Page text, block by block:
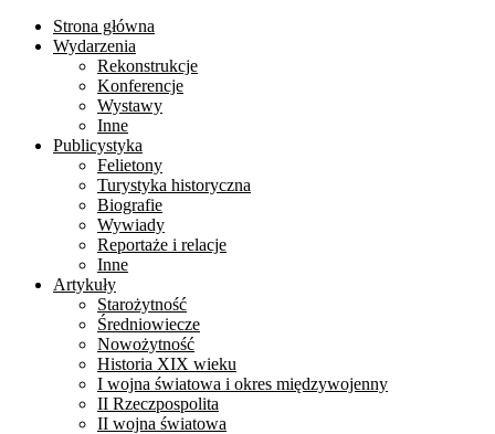
Strona główna
Wydarzenia
Rekonstrukcje
Konferencje
Wystawy
Inne
Publicystyka
Felietony
Turystyka historyczna
Biografie
Wywiady
Reportaże i relacje
Inne
Artykuły
Starożytność
Średniowiecze
Nowożytność
Historia XIX wieku
I wojna światowa i okres międzywojenny
II Rzeczpospolita
II wojna światowa